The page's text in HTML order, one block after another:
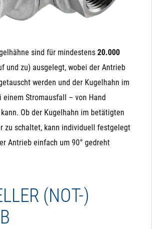
sind für mindestens 20.000
und zu) ausgelegt, wobei der Antrieb
werden und der Kugelhahn im
Stromausfall – von Hand
Ob der Kugelhahn im betätigten
zu schaltet, kann individuell festgelegt
Antrieb einfach um 90° gedreht
(NOT-)